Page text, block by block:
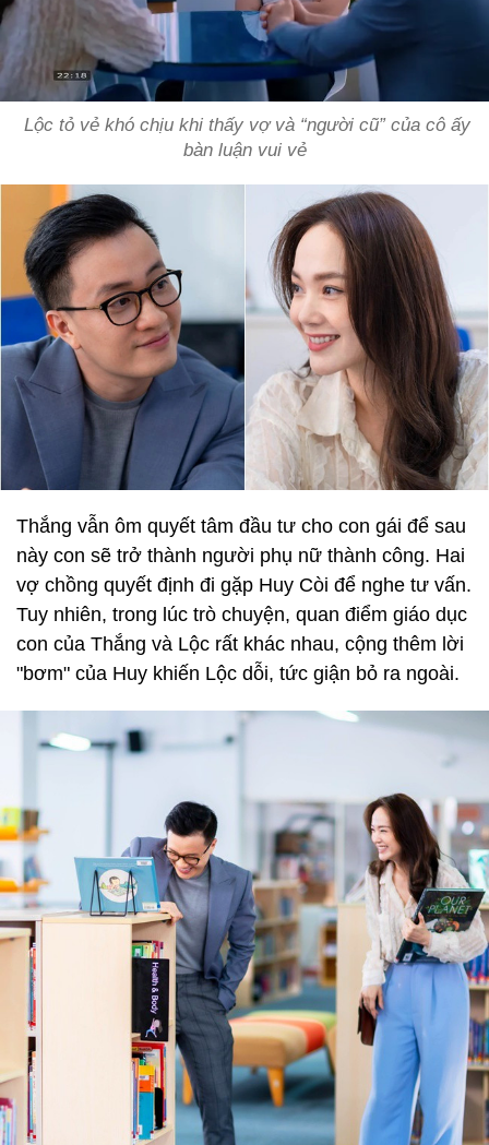
Lộc tỏ vẻ khó chịu khi thấy vợ và “người cũ” của cô ấy
bàn luận vui vẻ
Thắng vẫn ôm quyết tâm đầu tư cho con gái để sau
này con sẽ trở thành người phụ nữ thành công. Hai
vợ chồng quyết định đi gặp Huy Còi để nghe tư vấn.
Tuy nhiên, trong lúc trò chuyện, quan điểm giáo dục
con của Thắng và Lộc rất khác nhau, cộng thêm lời
"bơm" của Huy khiến Lộc dỗi, tức giận bỏ ra ngoài.